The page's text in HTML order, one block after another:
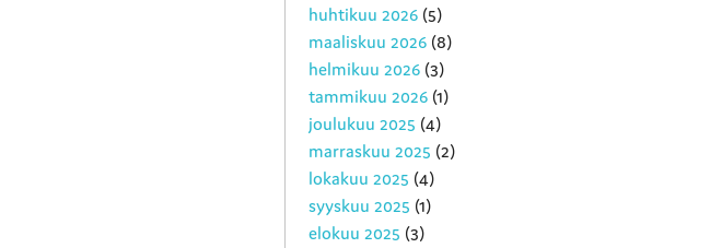
huhtikuu 2026 (5)
maaliskuu 2026 (8)
helmikuu 2026 (3)
tammikuu 2026 (1)
joulukuu 2025 (4)
marraskuu 2025 (2)
lokakuu 2025 (4)
syyskuu 2025 (1)
elokuu 2025 (3)